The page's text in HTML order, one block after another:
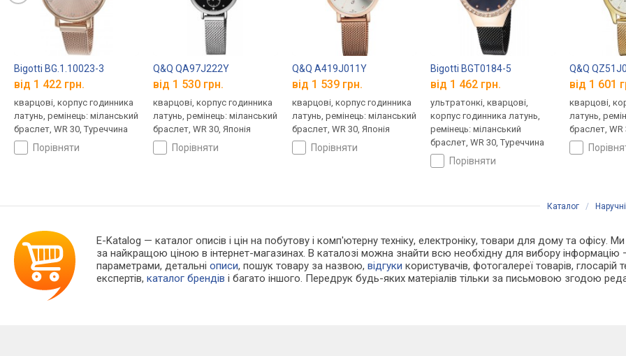
Bigotti BG.1.10023-3
від 1 422 грн.
кварцові, корпус годинника
латунь, ремінець: міланський
браслет, WR 30, Туреччина
порівняти
Q&Q QA97J222Y
від 1 530 грн.
кварцові, корпус годинника
латунь, ремінець: міланський
браслет, WR 30, Японія
порівняти
Q&Q A419J011Y
від 1 539 грн.
кварцові, корпус годинника
латунь, ремінець: міланський
браслет, WR 30, Японія
порівняти
Bigotti BGT0184-5
від 1 462 грн.
ультратонкі, кварцові,
корпус годинника латунь,
ремінець: міланський
браслет, WR 30, Туреччина
порівняти
Q&Q
від 1 601
кварцові,
латунь,
браслет, WR
Каталог /
E-Katalog — каталог описів і цін на побутову і комп'ютерну техніку, електроніку, товари для дому та офісу.
за найкращою ціною в інтернет-магазинах. В каталозі можна знайти всю необхідну для вибору
параметрами, детальніописи, пошук товару за назвою,відгуки користувачів, фотогалереї товарів, глосарій
експертів,каталог брендів і багато іншого. Передрук будь-яких матеріалів тільки за письмовою згодою